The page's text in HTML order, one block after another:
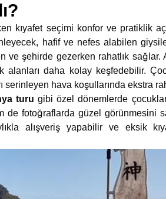
kıyafet seçimi konfor ve pratiklik
hafif ve nefes alabilen
şehirde gezerken rahatlık sağlar.
alanları daha kolay keşfedebilir.
hava koşullarında ekstra
turu gibi özel dönemlerde
de fotoğraflarda güzel görünmesini
alışveriş yapabilir ve eksik